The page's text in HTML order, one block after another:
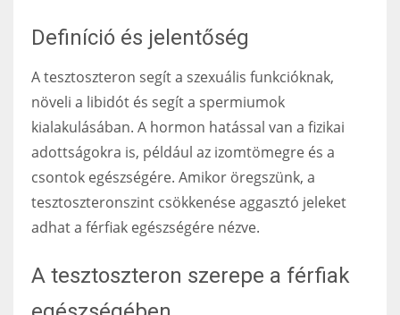
Definíció és jelentőség
A tesztoszteron segít a szexuális funkcióknak,
növeli a libidót és segít a spermiumok
kialakulásában. A hormon hatással van a fizikai
adottságokra is, például az izomtömegre és a
csontok egészségére. Amikor öregszünk, a
tesztoszteronszint csökkenése aggasztó jeleket
adhat a férfiak egészségére nézve.
A tesztoszteron szerepe a férfiak